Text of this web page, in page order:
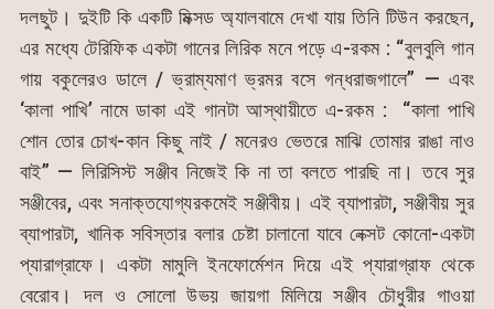
দলছুট। দুইটি কি একটি মিক্সড অ্যালবামে দেখা যায় তিনি টিউন করছেন,
এর মধ্যে টেরিফিক একটা গানের লিরিক মনে পড়ে এ-রকম : “বুলবুলি গান
গায় বকুলেরও ডালে / ভ্রাম্যমাণ ভ্রমর বসে গন্ধরাজগালে” — এবং
‘কালা পাখি’ নামে ডাকা এই গানটা আস্থায়ীতে এ-রকম : “কালা পাখি
শোন তোর চোখ-কান কিছু নাই / মনেরও ভেতরে মাঝি তোমার রাঙা নাও
বাই” — লিরিসিস্ট সঞ্জীব নিজেই কি না তা বলতে পারছি না। তবে সুর
সঞ্জীবের, এবং সনাক্তযোগ্যরকমেই সঞ্জীবীয়। এই ব্যাপারটা, সঞ্জীবীয় সুর
ব্যাপারটা, খানিক সবিস্তার বলার চেষ্টা চালানো যাবে নেক্সট কোনো-একটা
প্যারাগ্রাফে। একটা মামুলি ইনফোর্মেশন দিয়ে এই প্যারাগ্রাফ থেকে
বেরোব। দল ও সোলো উভয় জায়গা মিলিয়ে সঞ্জীব চৌধুরীর গাওয়া